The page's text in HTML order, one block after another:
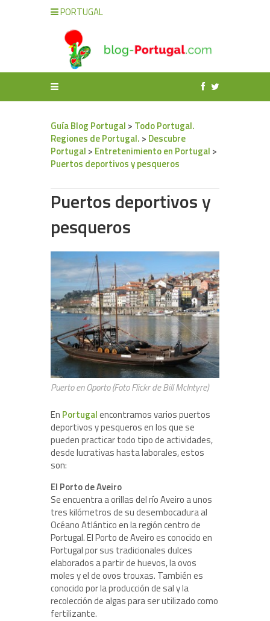
PORTUGAL
Guía Blog Portugal > Todo Portugal.
Regiones de Portugal. > Descubre
Portugal > Entretenimiento en Portugal >
Puertos deportivos y pesqueros
Puertos deportivos y
pesqueros
Puerto en Oporto (Foto Flickr de Bill McIntyre)
En Portugalencontramos varios puertos
deportivos y pesqueros en los que se
pueden practicar todo tipo de actividades,
desde lucrativas hasta laborales, estos
son:
El Porto de Aveiro
Se encuentra a orillas del río Aveiro a unos
tres kilómetros de su desembocadura al
Océano Atlántico en la región centro de
Portugal. El Porto de Aveiro es conocido en
Portugal por sus tradicionales dulces
elaborados a partir de huevos, la ovos
moles y el de ovos trouxas. También es
conocido por la producción de sal y la
recolección de algas para ser utilizado como
fertilizante.